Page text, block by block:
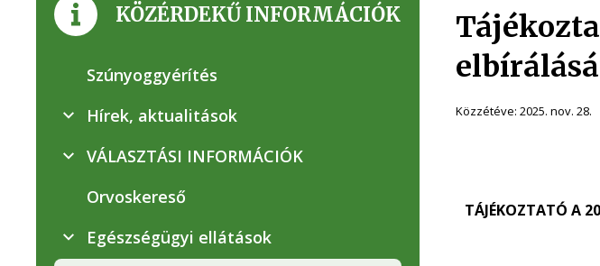
Közzétéve: 2025. nov. 28.
TÁJÉKOZTATÓ A
KÖZÉRDEKŰ INFORMÁCIÓK
Szúnyoggyérítés
Hírek, aktualitások
VÁLASZTÁSI INFORMÁCIÓK
Orvoskereső
Egészségügyi ellátások